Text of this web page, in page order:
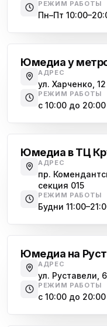
РЕЖИМ РАБОТЫ
Пн–Пт
Юмедиа у
АДРЕС
ул. Харченко, 12
РЕЖИМ РАБОТЫ
с 10:00 до
Юмедиа в ТЦ
АДРЕС
пр.
секция 015
РЕЖИМ РАБОТЫ
Будни
Юмедиа на
АДРЕС
ул. Руставели,
РЕЖИМ РАБОТЫ
с 10:00 до